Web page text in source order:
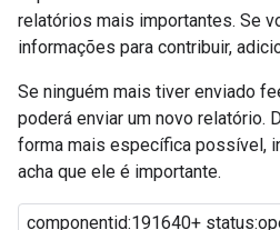
relatórios mais importantes. Se
informações para contribuir,
Se ninguém mais tiver enviado
poderá enviar um novo relatório.
forma mais específica possível,
acha que ele é importante.